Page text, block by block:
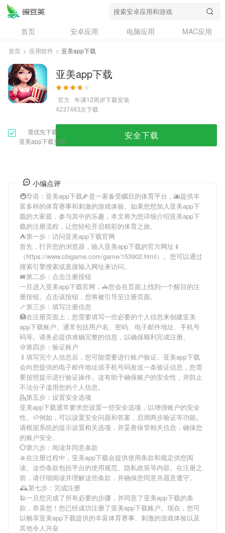
首页 安卓应用 电脑应用
MAC应用
资讯
专题
问答
首页 > 应用软件 > 亚美app下载
亚美app下载
官方 年满12周岁下载安装
4237483次下载
需优先下载
亚美app下载安装
安全下载
小编点评
🚇导语： 亚美app下载🌽是一家备受瞩目的体育平台，🌆提供丰
富多样的体育赛事和刺激的游戏体验。如果您想加入亚美app下
载的大家庭，参与其中的乐趣，本文将为您详细介绍亚美app下
载的注册流程，让您轻松开启精彩的体育之旅。
⛺️第一步：访问亚美app下载官网
首先，打开您的浏览器，输入亚美app下载的官方网址🍢
（https://www.cbigame.com/game/153902.html）。您可以通过
搜索引擎搜索或直接输入网址来访问。
🚐第二步：点击注册按钮
一旦进入亚美app下载官网，🚓您会在页面上找到一个醒目的注
册按钮。点击该按钮，您将被引导至注册页面。
🦴第三步：填写注册信息
🏥在注册页面上，您需要填写一些必要的个人信息来创建亚美
app下载账户。通常包括用户名、密码、电子邮件地址、手机号
码等。请务必提供准确完整的信息，以确保顺利完成注册。
🍪第四步：验证账户
🍼填写完个人信息后，您可能需要进行账户验证。 亚美app下载
会向您提供的电子邮件地址或手机号码发送一条验证信息，您需
要按照提示进行验证操作。这有助于确保账户的安全性，并防止
不法分子滥用您的个人信息。
💁第五步：设置安全选项
亚美app下载通常要求您设置一些安全选项，以增强账户的安全
性。🥔例如，可以设置安全问题和答案，启用两步验证等功能。
请根据系统的提示设置相关选项，并妥善保管相关信息，确保您
的账户安全。
💮第六步：阅读并同意条款
🥌在注册过程中， 亚美app下载会提供使用条款和规定供您阅
读。这些条款包括平台的使用规范、隐私政策等内容。在注册之
前，请仔细阅读并理解这些条款，并确保您同意并愿意遵守。
🕰第七步：完成注册
🕌一旦您完成了所有必要的步骤，并同意了亚美app下载的条
款，恭喜您！您已经成功注册了亚美app下载账户。现在，您可
以畅享亚美app下载提供的丰富体育赛事、刺激的游戏体验以及
其他令人兴奋